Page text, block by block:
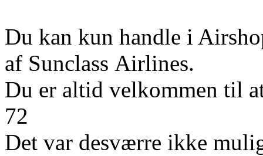
Du kan kun handle i
af Sunclass Airlines.
Du er altid velkommen til
72
Det var desværre ikke